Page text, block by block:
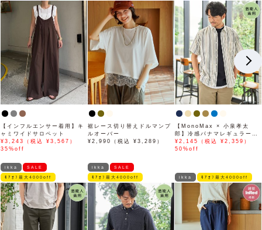
【インフルエンサー着用】キ
ャミワイドサロペット
¥3,243（税込 ¥3,567）
35%off
裾レース切り替えドルマンプ
ルオーバー
¥2,990（税込 ¥3,289）
【MonoMax × 小泉孝太
郎】冷感パナマレギュラーカ
ラー半袖シャツ「小泉孝太郎
さん着用モデル」
¥2,145（税込 ¥2,359）
50%off
ikka SALE
ﾓｱｵﾌ最大4000off
ikka SALE
ﾓｱｵﾌ最大4000off ikka ﾓｱｵﾌ最大4000off